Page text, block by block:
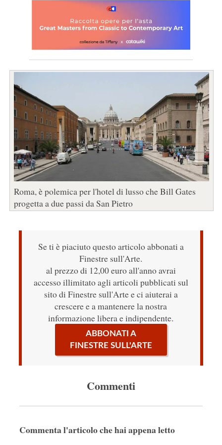
Roma, è polemica per l'hotel di lusso che Bill Gates
progetta a due passi da San Pietro
Se ti è piaciuto questo articolo abbonati a
Finestre sull'Arte.
al prezzo di 12,00 euro all'anno avrai
accesso illimitato agli articoli pubblicati sul
sito di Finestre sull'Arte e ci aiuterai a
crescere e a mantenere la nostra
informazione libera e indipendente.
ABBONATI A
FINESTRE SULL'ARTE
Commenti
Commenta l'articolo che hai appena letto